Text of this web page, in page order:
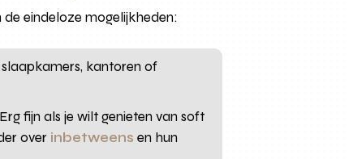
eindeloze mogelijkheden:
kantoren of
fijn als je wilt genieten van soft
over inbetweens en hun